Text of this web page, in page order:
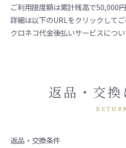
ご利用限度額は累計残高で50,000円
詳細は以下のURLをクリックしてご
クロネコ代金後払いサービスにつ
返品・交換
返品・交換条件